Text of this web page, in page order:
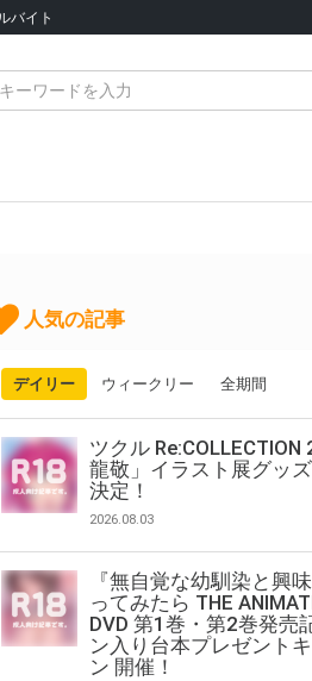
バイト
人気の記事
デイリー ウィークリー 全期間
ツクル
龍敬」イラスト展グッ
決定！
2026.08.03
『無自覚な幼馴染と興
ってみたら THE
DVD 第1巻・第2巻発売
ン入り台本プレゼント
ン 開催！